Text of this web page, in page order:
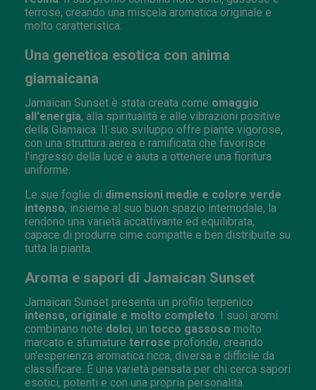
terrose, creando una miscela aromatica originale e
molto caratteristica.
Una genetica esotica con anima
giamaicana
Jamaican Sunset è stata creata come omaggio
all'energia, alla spiritualità e alle vibrazioni positive
della Giamaica. Il suo sviluppo offre piante vigorose,
con una struttura aerea e ramificata che favorisce
l'ingresso della luce e aiuta a ottenere una fioritura
uniforme.
Le sue foglie di dimensioni medie e colore verde
intenso, insieme al suo buon spazio internodale, la
rendono una varietà accattivante ed equilibrata,
capace di produrre cime compatte e ben distribuite su
tutta la pianta.
Aroma e sapori di Jamaican Sunset
Jamaican Sunset presenta un profilo terpenico
intenso, originale e molto completo . I suoi aromi
combinano note dolci, un tocco gassoso molto
marcato e sfumature terrose profonde, creando
un'esperienza aromatica ricca, diversa e difficile da
classificare. È una varietà pensata per chi cerca sapori
esotici, potenti e con una propria personalità.